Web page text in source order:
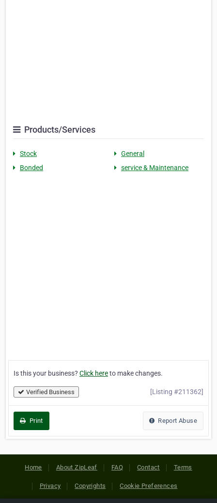
Products/Services
Stock
General
Bonded
service & Maintenance
Is this your business? Click hereto make changes.
Verified Business [Listing #211362]
Print Report Abuse
Home About ZipLeaf FAQ Contact Terms
Privacy Copyrights Cookie Preferences